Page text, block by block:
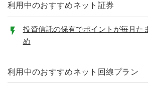
利用中のおすすめネット証券
投資信託の保有でポイントが毎月た
め
利用中のおすすめネット回線プラン